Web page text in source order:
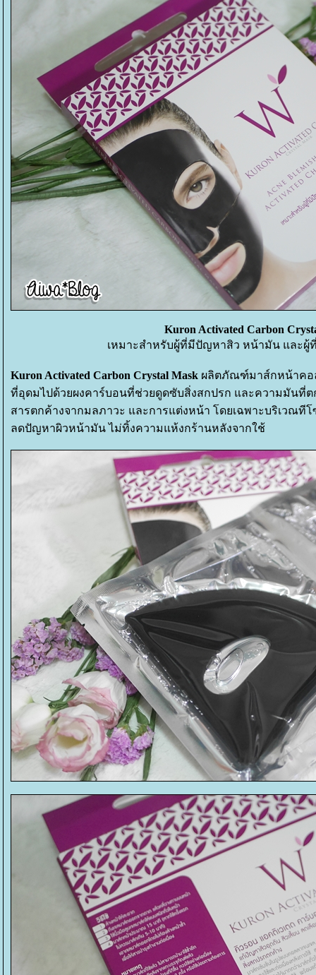
Kuron Activated Carbon
เหมาะสำหรับผู้ที่มีปัญหาสิว หน้ามัน และผู้
Kuron Activated Carbon Crystal Mask ผลิตภัณฑ์มาส์กหน้าคอ
ที่อุดมไปด้วยผงคาร์บอนที่ช่วยดูดซับสิ่งสกปรก และความมันที่
สารตกค้างจากมลภาวะ และการแต่งหน้า โดยเฉพาะบริเวณที
ลดปัญหาผิวหน้ามัน ไม่ทิ้งความแห้งกร้านหลังจากใช้